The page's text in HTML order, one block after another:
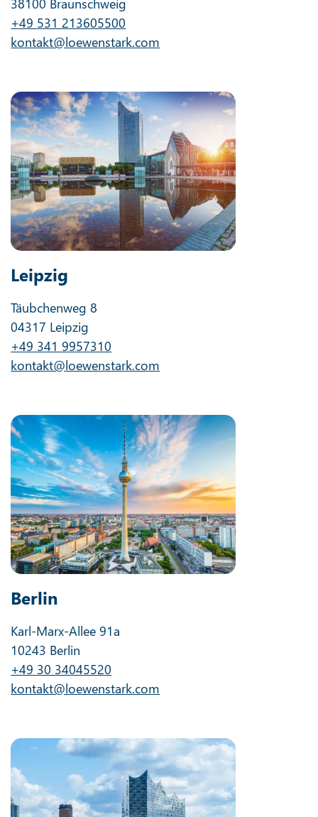
38100 Braunschweig
+49 531 213605500
kontakt@loewenstark.com
Leipzig
Täubchenweg 8
04317 Leipzig
+49 341 9957310
kontakt@loewenstark.com
Berlin
Karl-Marx-Allee 91a
10243 Berlin
+49 30 34045520
kontakt@loewenstark.com